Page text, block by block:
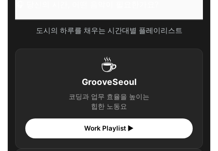
도시의 하루를 채우는 시간대별 플레이리스트
☕
GrooveSeoul
코딩과 업무 효율을 높이는
힙한 노동요
Work Playlist ▶